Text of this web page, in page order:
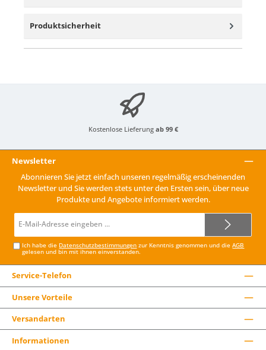
Produktsicherheit
Kostenlose Lieferung ab 99 €
Newsletter
Abonnieren Sie jetzt einfach unseren regelmäßig erscheinenden
Newsletter und Sie werden stets unter den Ersten sein, über neue
Produkte und Angebote informiert werden.
Mail-
Ich habe die Datenschutzbestimmungen zur Kenntnis genommen und dieAGB
gelesen und bin mit ihnen einverstanden.
Service-Telefon
Unsere Vorteile
Versandarten
Informationen